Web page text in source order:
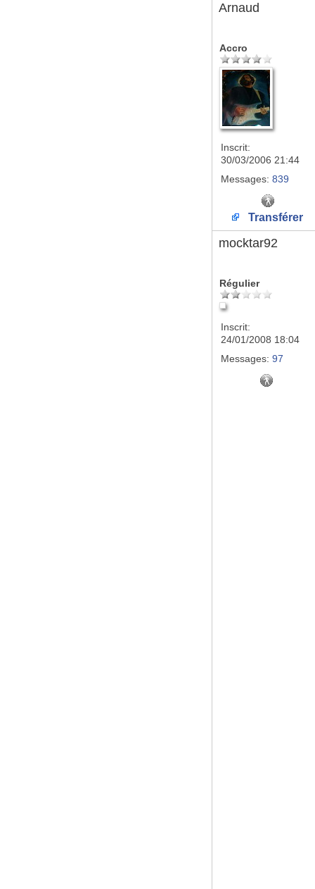
Arnaud
Accro
Inscrit:
30/03/2006 21:44
Messages: 839
Transférer
mocktar92
Régulier
Inscrit:
24/01/2008 18:04
Messages: 97